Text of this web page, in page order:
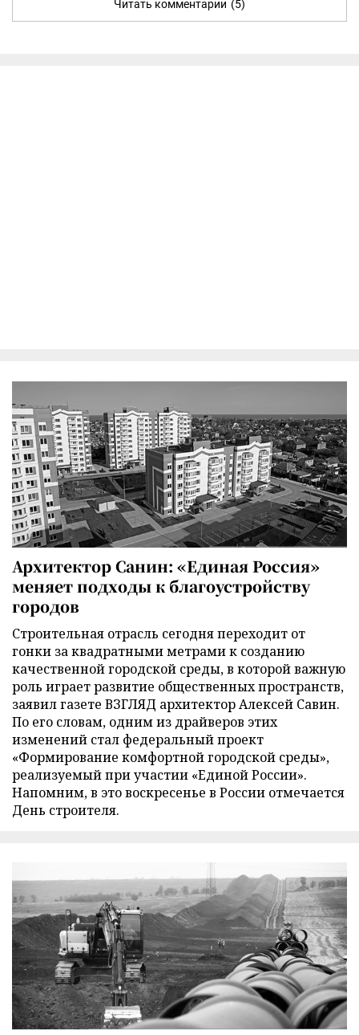
Читать комментарии (5)
Архитектор Санин: «Единая Россия»
меняет подходы к благоустройству
городов
Строительная отрасль сегодня переходит от
гонки за квадратными метрами к созданию
качественной городской среды, в которой важную
роль играет развитие общественных пространств,
заявил газете ВЗГЛЯД архитектор Алексей Савин.
По его словам, одним из драйверов этих
изменений стал федеральный проект
«Формирование комфортной городской среды»,
реализуемый при участии «Единой России».
Напомним, в это воскресенье в России отмечается
День строителя.